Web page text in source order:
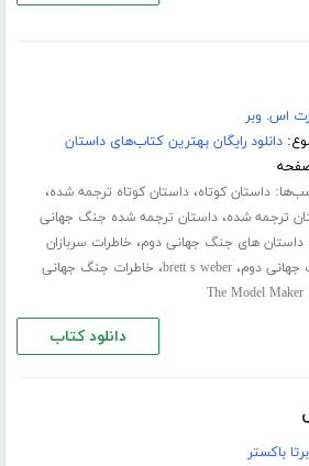
اس. وبر
دانلود رایگان بهترین کتاب‌های داستان
داستان کوتاه،داستان کوتاه ترجمه شده،
ترجمه شده،داستان ترجمه شده جنگ جهانی
داستان های جنگ جهانی دوم، خاطرات سربازان
جهانی دوم،brett s weber، خاطرات جنگ جهانی
The Model Maker
دانلود کتاب
باکستر